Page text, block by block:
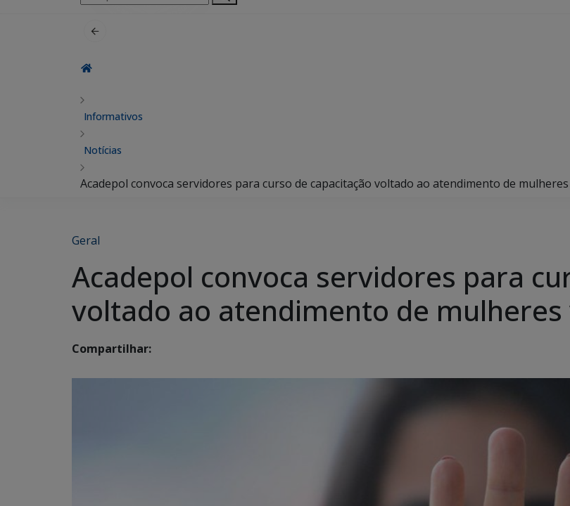
por:
Informativos
Notícias
Acadepol convoca servidores para curso de capacitação voltado ao atendimento de
Geral
Acadepol convoca servidores para
voltado ao atendimento de
Compartilhar: